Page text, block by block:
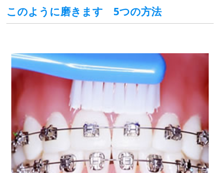
このように磨きます 5つの方法